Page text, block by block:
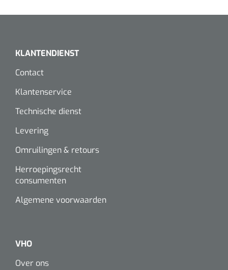
KLANTENDIENST
Contact
Klantenservice
Technische dienst
Levering
Omruilingen & retours
Herroepingsrecht
consumenten
Algemene voorwaarden
VHO
Over ons